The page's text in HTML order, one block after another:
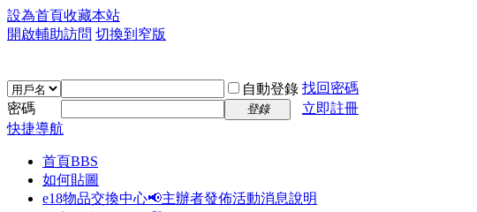
設為首頁收藏本站
開啟輔助訪問 切換到窄版
自動登錄 找回密碼
密碼
登錄
立即註冊
快捷導航
首頁BBS
如何貼圖
e18物品交換中心📢主辦者發佈活動消息說明